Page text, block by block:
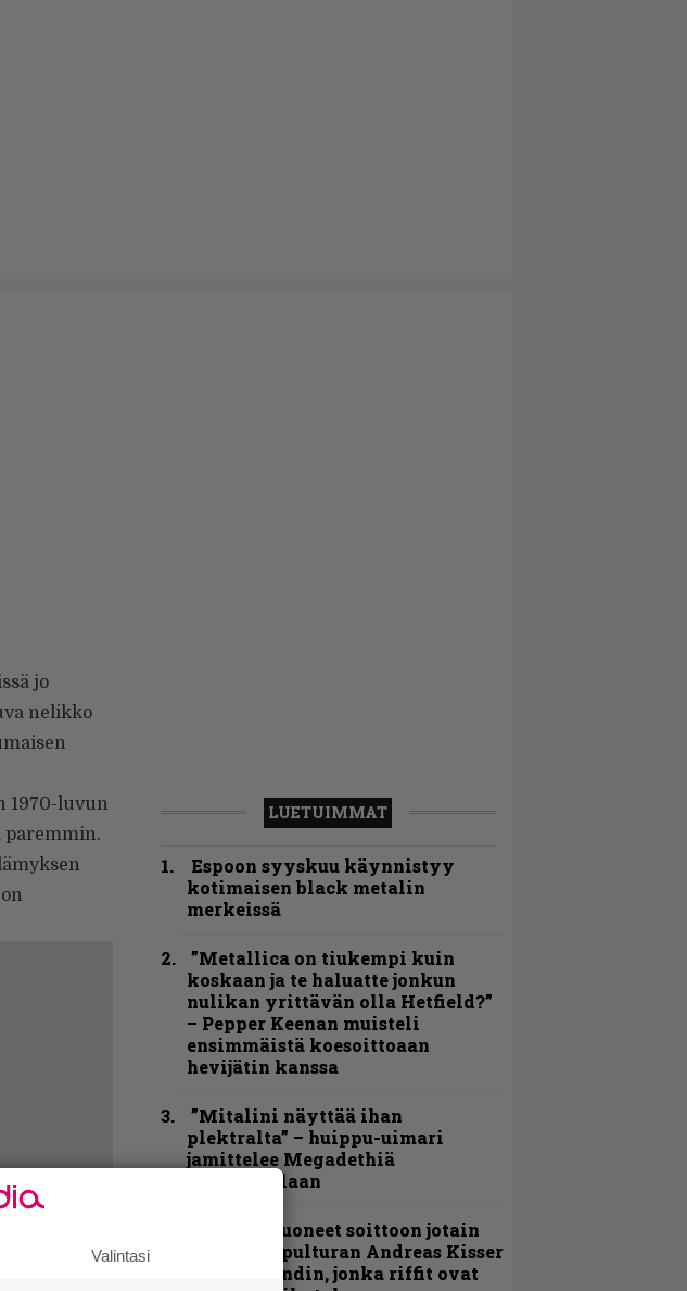
jo
nelikko
1970-luvun
paremmin.
LUETUIMMAT
Espoon syyskuu käynnistyy
kotimaisen black metalin
merkeissä
”Metallica on tiukempi kuin
koskaan ja te haluatte jonkun
nulikan yrittävän olla Hetfield?”
– Pepper Keenan muisteli
ensimmäistä koesoittoaan
hevijätin kanssa
”Mitalini näyttää ihan
plektralta” – huippu-uimari
jamittelee Megadethiä
palkinnollaan
”He ovat tuoneet soittoon jotain
uutta” – Sepulturan Andreas Kisser
nimeää bändin, jonka riffit ovat
Valintasi